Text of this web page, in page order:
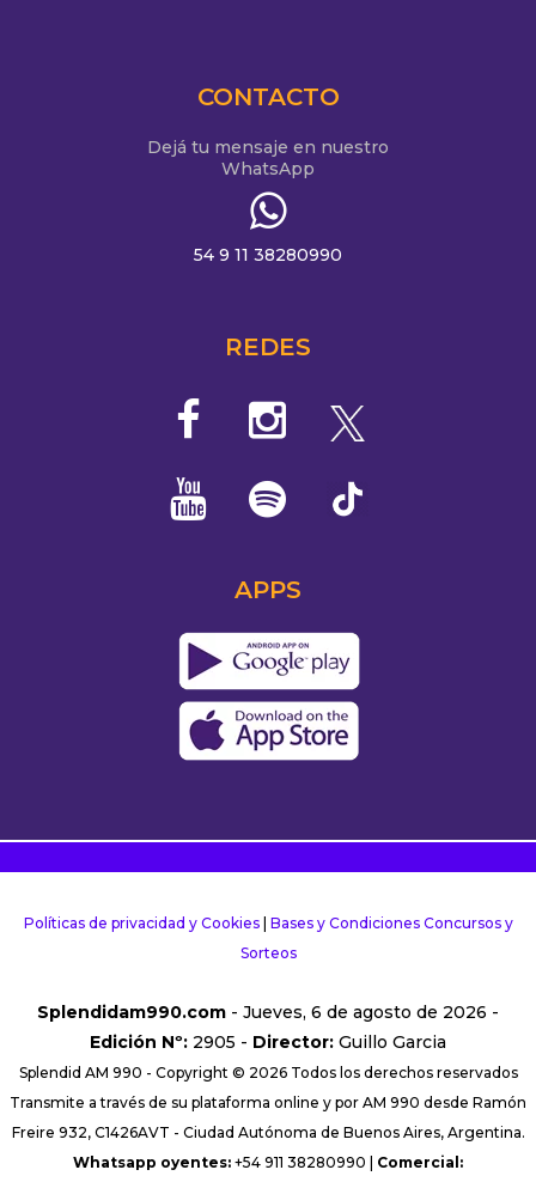
CONTACTO
Dejá tu mensaje en nuestro
WhatsApp
54 9 11 38280990
REDES
APPS
Políticas de privacidad y Cookies| Bases y Condiciones Concursos y
Sorteos
Splendidam990.com - Jueves, 6 de agosto de 2026 -
Edición Nº: 2905 - Director: Guillo Garcia
Splendid AM 990 - Copyright © 2026 Todos los derechos reservados
Transmite a través de su plataforma online y por AM 990 desde Ramón
Freire 932, C1426AVT - Ciudad Autónoma de Buenos Aires, Argentina.
Whatsapp oyentes: +54 911 38280990 | Comercial: